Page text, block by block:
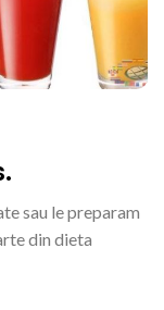
sau le preparam
din dieta